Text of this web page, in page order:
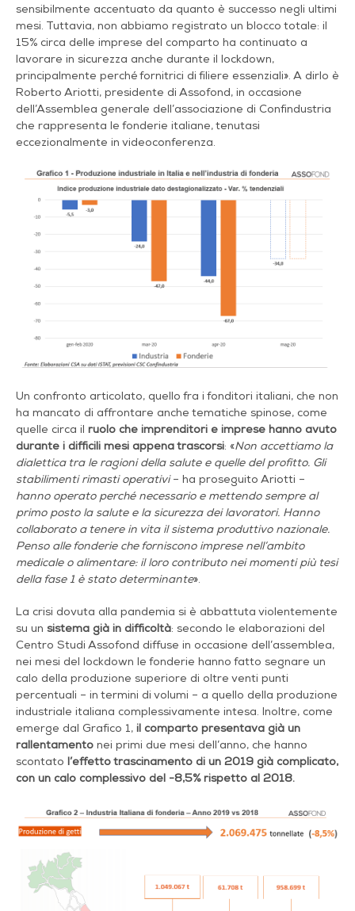
sensibilmente accentuato da quanto è successo negli ultimi
mesi. Tuttavia, non abbiamo registrato un blocco totale: il
15% circa delle imprese del comparto ha continuato a
lavorare in sicurezza anche durante il lockdown,
principalmente perché fornitrici di filiere essenziali». A dirlo è
Roberto Ariotti, presidente di Assofond, in occasione
dell’Assemblea generale dell’associazione di Confindustria
che rappresenta le fonderie italiane, tenutasi
eccezionalmente in videoconferenza.
Un confronto articolato, quello fra i fonditori italiani, che non
ha mancato di affrontare anche tematiche spinose, come
quelle circa il ruolo che imprenditori e imprese hanno avuto
durante i difficili mesi appena trascorsi: «Non accettiamo la
dialettica tra le ragioni della salute e quelle del profitto. Gli
stabilimenti rimasti operativi– ha proseguito Ariotti –
hanno operato perché necessario e mettendo sempre al
primo posto la salute e la sicurezza dei lavoratori. Hanno
collaborato a tenere in vita il sistema produttivo nazionale.
Penso alle fonderie che forniscono imprese nell’ambito
medicale o alimentare: il loro contributo nei momenti più tesi
della fase 1 è stato determinante».
La crisi dovuta alla pandemia si è abbattuta violentemente
su un sistema già in difficoltà: secondo le elaborazioni del
Centro Studi Assofond diffuse in occasione dell’assemblea,
nei mesi del lockdown le fonderie hanno fatto segnare un
calo della produzione superiore di oltre venti punti
percentuali – in termini di volumi – a quello della produzione
industriale italiana complessivamente intesa. Inoltre, come
emerge dal Grafico 1, il comparto presentava già un
rallentamento nei primi due mesi dell’anno, che hanno
scontato l’effetto trascinamento di un 2019 già complicato,
con un calo complessivo del -8,5% rispetto al 2018.